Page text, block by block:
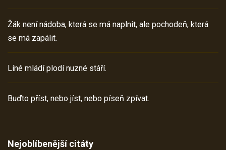
Žák není nádoba, která se má naplnit, ale pochodeň, která
se má zapálit.
Líné mládí plodí nuzné stáří.
Buďto příst, nebo jíst, nebo píseň zpívat.
Nejoblíbenější citáty